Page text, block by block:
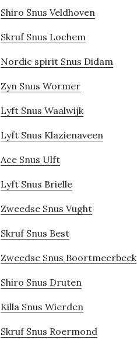
Shiro Snus Veldhoven
Skruf Snus Lochem
Nordic spirit Snus Didam
Zyn Snus Wormer
Lyft Snus Waalwijk
Lyft Snus Klazienaveen
Ace Snus Ulft
Lyft Snus Brielle
Zweedse Snus Vught
Skruf Snus Best
Zweedse Snus Boortmeerbeek
Shiro Snus Druten
Killa Snus Wierden
Skruf Snus Roermond